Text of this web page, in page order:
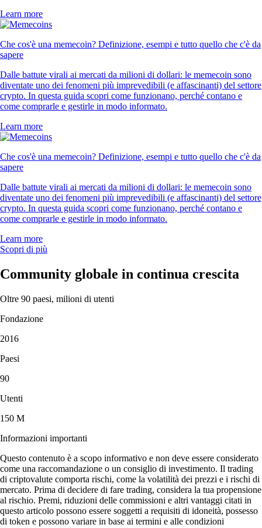
Learn more
Che cos'è una memecoin? Definizione, esempi e tutto quello che c'è da
sapere
Dalle battute virali ai mercati da milioni di dollari: le memecoin sono
diventate uno dei fenomeni più imprevedibili (e affascinanti) del settore
crypto. In questa guida scopri come funzionano, perché contano e
come comprarle e gestirle in modo informato.
Learn more
Che cos'è una memecoin? Definizione, esempi e tutto quello che c'è da
sapere
Dalle battute virali ai mercati da milioni di dollari: le memecoin sono
diventate uno dei fenomeni più imprevedibili (e affascinanti) del settore
crypto. In questa guida scopri come funzionano, perché contano e
come comprarle e gestirle in modo informato.
Learn more
Scopri di più
Community globale in continua crescita
Oltre 90 paesi, milioni di utenti
Fondazione
2016
Paesi
90
Utenti
150 M
Informazioni importanti
Questo contenuto è a scopo informativo e non deve essere considerato
come una raccomandazione o un consiglio di investimento. Il trading
di criptovalute comporta rischi, come la volatilità dei prezzi e i rischi di
mercato. Prima di decidere di fare trading, considera la tua propensione
al rischio. Premi, riduzioni delle commissioni e altri vantaggi citati in
questo articolo possono essere soggetti a requisiti di idoneità, possesso
di token e possono variare in base ai termini e alle condizioni